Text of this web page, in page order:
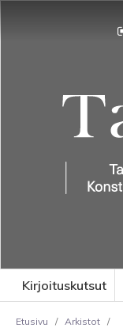
Kirjoituskutsut
Etusivu / Arkistot /